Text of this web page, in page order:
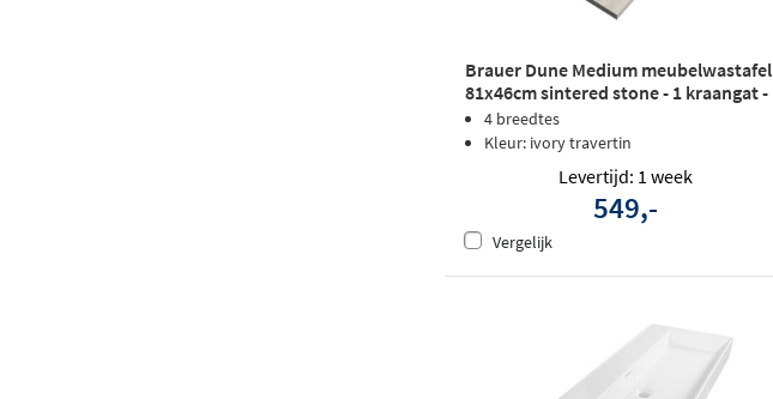
Brauer Dune Medium meubelwastafel
81x46cm sintered stone - 1 kraangat -
ivory travertin
4 breedtes
Kleur: ivory travertin
Levertijd: 1 week
549,-
Vergelijk